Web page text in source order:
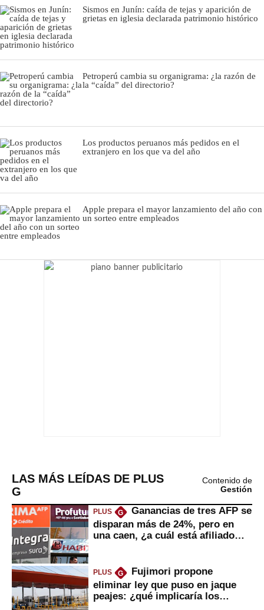
Sismos en Junín: caída de tejas y aparición de
grietas en iglesia declarada patrimonio histórico
Petroperú cambia su organigrama: ¿la razón de
la “caída” del directorio?
Los productos peruanos más pedidos en el
extranjero en los que va del año
Apple prepara el mayor lanzamiento del año con
un sorteo entre empleados
LAS MÁS LEÍDAS DE PLUS
G
Contenido de
Gestión
PLUS G
Ganancias de tres AFP se
disparan más de 24%, pero en
una caen, ¿a cuál está afiliado
PLUS G
Fujimori propone
eliminar ley que puso en jaque
peajes: ¿qué implicaría los